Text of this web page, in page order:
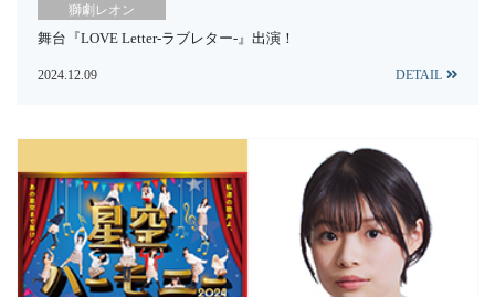
獅劇レオン
舞台『LOVE Letter-ラブレター-』出演！
2024.12.09 DETAIL